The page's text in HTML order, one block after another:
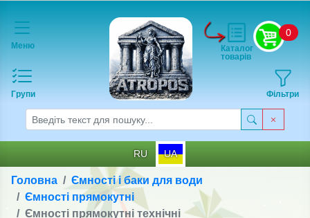
Меню
Групи
0
Фільтри
Каталог
товарів
RU UA
Головна
Ємності і баки для води
Ємності прямокутні
Ємності прямокутні технічні